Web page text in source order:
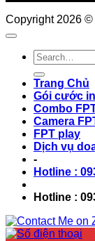
Copyright 2026 ©
Trang Chủ
Gói cước
Combo
Camera
FPT play
Dịch vụ
-
Hotline :
Hotline :